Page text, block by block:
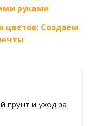
руками
цветов: Создаем
грунт и уход за